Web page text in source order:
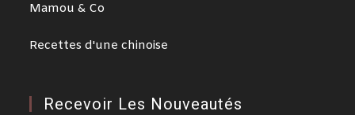
Mamou & Co
Recettes d'une chinoise
Recevoir Les Nouveautés